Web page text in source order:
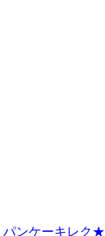
パンケーキレク★